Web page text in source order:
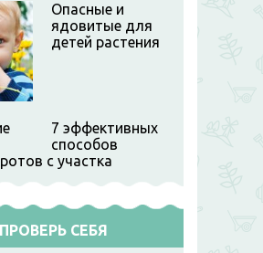
Опасные и
ядовитые для
детей растения
7 эффективных
способов
с участка
ПРОВЕРЬ СЕБЯ